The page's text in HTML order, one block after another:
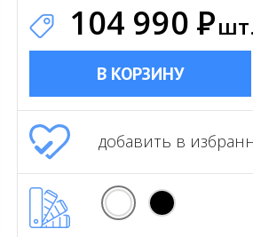
104 990 Ршт.
В КОРЗИНУ
добавить в